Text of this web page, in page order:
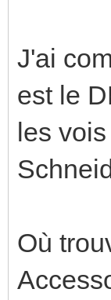
J'ai
est le
les
Où